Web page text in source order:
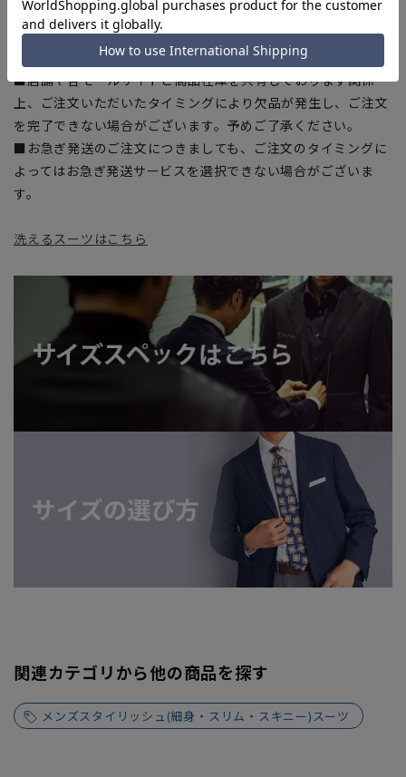
■ブラウザやお使いのモニター環境、また撮影時の室内外の光
加減により、実際の商品と掲載画像の色味が異なる場合がござ
■店舗や各モールサイトと商品在庫を共有しております関係
上、ご注文いただいたタイミングにより欠品が発生し、ご注文
を完了できない場合がございます。予めご了承ください。
■お急ぎ発送のご注文につきましても、ご注文のタイミングに
よってはお急ぎ発送サービスを選択できない場合がございま
す。
洗えるスーツはこちら
関連カテゴリから他の商品を探す
メンズスタイリッシュ(細身・スリム・スキニー)スーツ